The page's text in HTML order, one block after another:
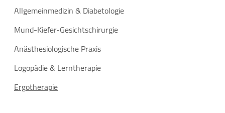
Allgemeinmedizin & Diabetologie
Mund-Kiefer-Gesichtschirurgie
Anästhesiologische Praxis
Logopädie & Lerntherapie
Ergotherapie